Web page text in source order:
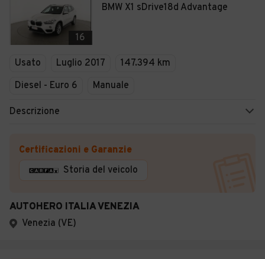
16
BMW X1 sDrive18d Advantage
Usato Luglio 2017
147.394 km
Diesel - Euro 6
Manuale
Descrizione
Certificazioni e Garanzie
Storia del veicolo
AUTOHERO ITALIA VENEZIA
Venezia (VE)